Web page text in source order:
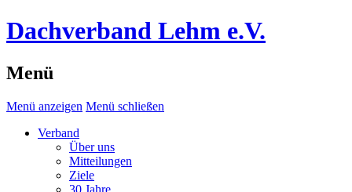
Dachverband Lehm e.V.
Menü
Menü anzeigen Menü schließen
Verband
Über uns
Mitteilungen
Ziele
30 Jahre